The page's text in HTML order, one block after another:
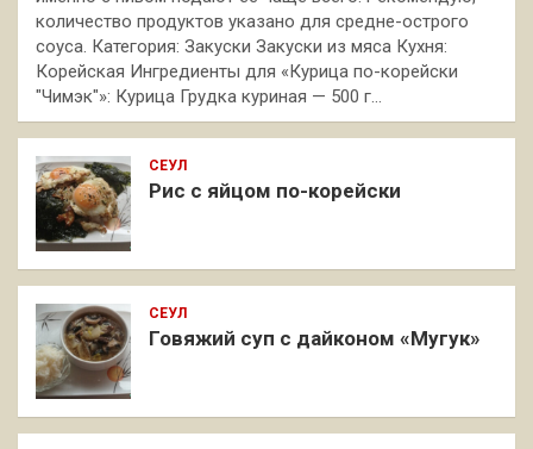
количество продуктов указано для средне-острого
соуса. Категория: Закуски Закуски из мяса Кухня:
Корейская Ингредиенты для «Курица по-корейски
"Чимэк"»: Курица Грудка куриная — 500 г…
СЕУЛ
Рис с яйцом по-корейски
СЕУЛ
Говяжий суп с дайконом «Мугук»